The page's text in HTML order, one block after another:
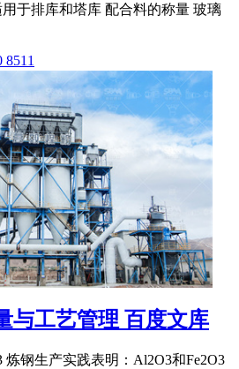
于排库和塔库 配合料的称量 玻璃
8511
与工艺管理 百度文库
炼钢生产实践表明：Al2O3和Fe2O3